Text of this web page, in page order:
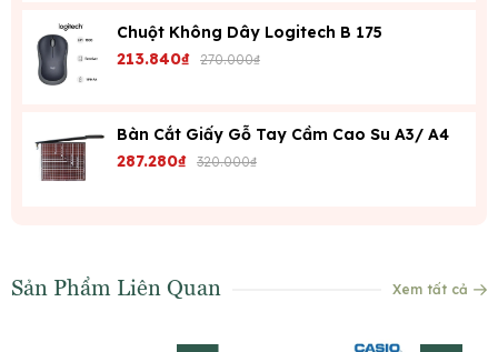
Chuột Không Dây Logitech B 175
213.840₫ 270.000₫
Bàn Cắt Giấy Gỗ Tay Cầm Cao Su A3/ A4
287.280₫ 320.000₫
Sản Phẩm Liên Quan Xem tất cả